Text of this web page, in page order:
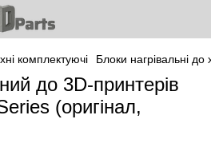
комплектуючі Блоки нагрівальні до
до 3D-принтерів
(оригінал,